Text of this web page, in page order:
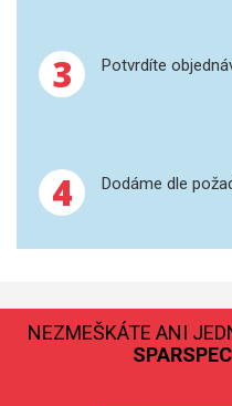
PŘÍSLUŠENSTVÍ PRO
SUBSTRÁTY
TERS
3 Potvrdíte
4 Dodáme dle
NEZMEŠKÁTE ANI